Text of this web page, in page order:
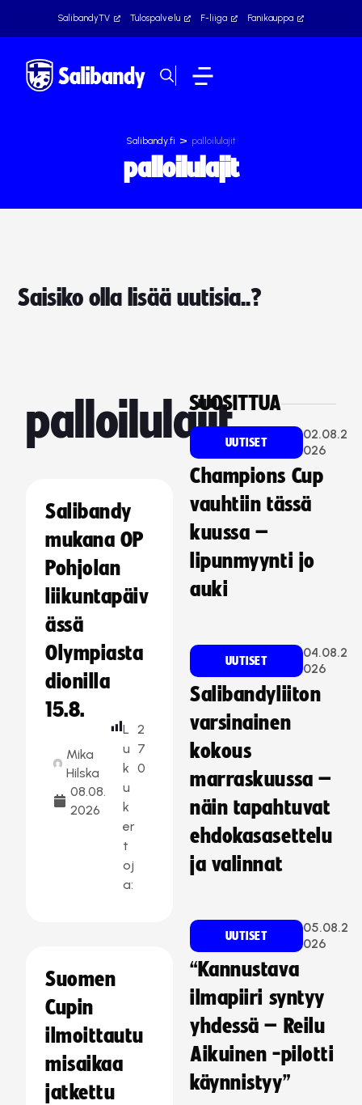
SalibandyTV Tulospalvelu F-liiga Fanikauppa
Salibandy.fi > palloilulajit
palloilulajit
Saisiko olla lisää uutisia..?
palloilulajit
Salibandy
mukana OP
Pohjolan
liikuntapäiv
ässä
Olympiasta
dionilla
15.8.
Mika
Hilska
08.08.
2026
L
u
k
u
k
er
t
oj
a:
2
7
0
Suomen
Cupin
ilmoittautu
misaikaa
jatkettu
SUOSITTUA
UUTISET
02.08.2
026
Champions Cup
vauhtiin tässä
kuussa –
lipunmyynti jo
auki
UUTISET
04.08.2
026
Salibandyliiton
varsinainen
kokous
marraskuussa –
näin tapahtuvat
ehdokasasettelu
ja valinnat
UUTISET
05.08.2
026
“Kannustava
ilmapiiri syntyy
yhdessä – Reilu
Aikuinen -pilotti
käynnistyy”